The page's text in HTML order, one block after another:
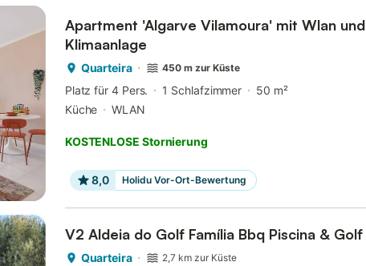
Apartment 'Algarve Vilamoura' mit Wlan und
Klimaanlage
Quarteira 450 m zur Küste
Platz für 4 Pers. 1 Schlafzimmer
50 m²
Küche
WLAN
KOSTENLOSE Stornierung
8,0 Holidu Vor-Ort-Bewertung
V2 Aldeia do Golf Família Bbq Piscina & Golf
Quarteira 2,7 km zur Küste